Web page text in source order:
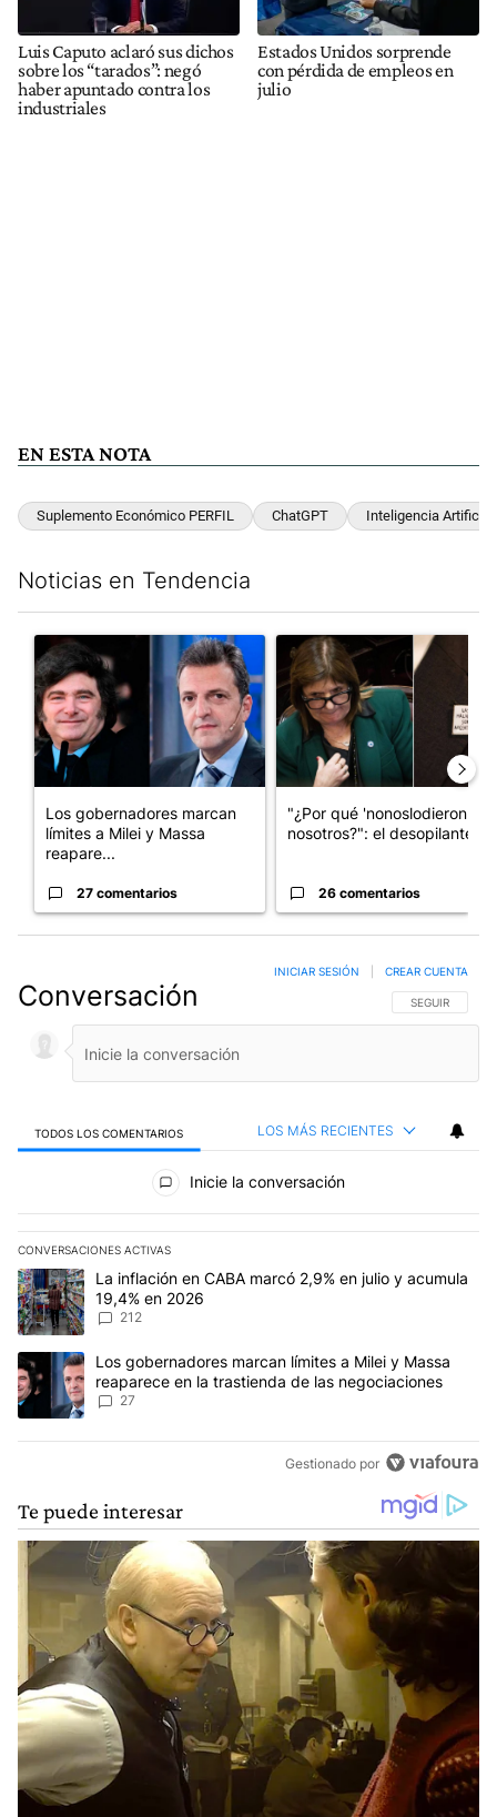
Luis Caputo aclaró sus dichos
sobre los “tarados”: negó
haber apuntado contra los
industriales
Estados Unidos sorprende
con pérdida de empleos en
julio
EN ESTA NOTA
Suplemento Económico PERFIL ChatGPT Inteligencia Artificial
Noticias en Tendencia
Un artículo de tendencia con el título "Los gobernadores
Los gobernadores marcan
límites a Milei y Massa
reapare...
27 comentarios
Un artículo de tendencia con
"¿Por qué 'nonoslodieron' a
nosotros?": el desopilante ...
26 comentarios
Conversación SIGA ESTA
SEGUIR
INICIAR SESIÓN CREAR CUENTA
TODOS LOS COMENTARIOS LOS MÁS RECIENTES
Todos los comentarios
Inicie la conversación
CONVERSACIONES ACTIVAS
Este listado muestra los artículos con más comentarios en los
Un artículo de tendencia con el título "La inflación en CABA
La inflación en CABA marcó 2,9% en julio y acumula
19,4% en 2026
212
Un artículo de tendencia con el título "Los gobernadores marcan
Los gobernadores marcan límites a Milei y Massa
reaparece en la trastienda de las negociaciones
27
Gestionado por